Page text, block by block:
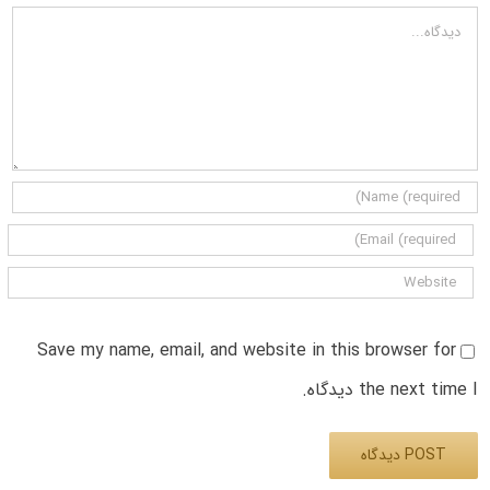
دیدگاه
Save my name, email, and website in this browser for
the next time I دیدگاه.